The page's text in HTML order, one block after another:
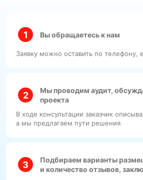
Вы обращаетесь к нам
Заявку можно оставить по телефону,
Мы проводим аудит,
проекта
В ходе консультации заказчик
а мы предлагаем пути решения
Подбираем варианты
и количество отзывов,